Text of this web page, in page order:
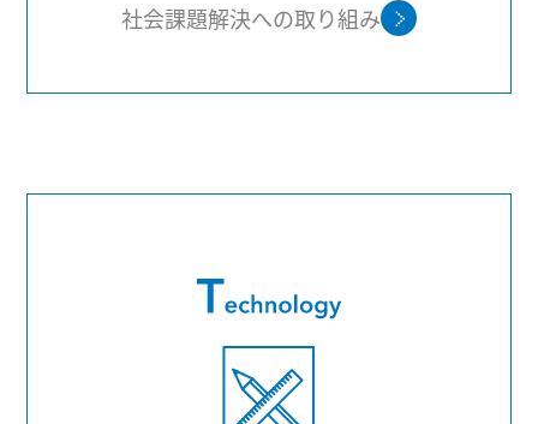
社会課題解決への取り組み